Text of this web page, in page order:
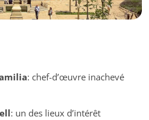
: chef-d’œuvre inachevé
: un des lieux d’intérêt